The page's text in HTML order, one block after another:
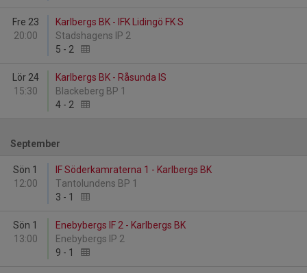
Fre 23
20:00
Karlbergs BK - IFK Lidingö FK S
Stadshagens IP 2
5 - 2
Lör 24
15:30
Karlbergs BK - Råsunda IS
Blackeberg BP 1
4 - 2
September
Sön 1
12:00
IF Söderkamraterna 1 - Karlbergs BK
Tantolundens BP 1
3 - 1
Sön 1
13:00
Enebybergs IF 2 - Karlbergs BK
Enebybergs IP 2
9 - 1